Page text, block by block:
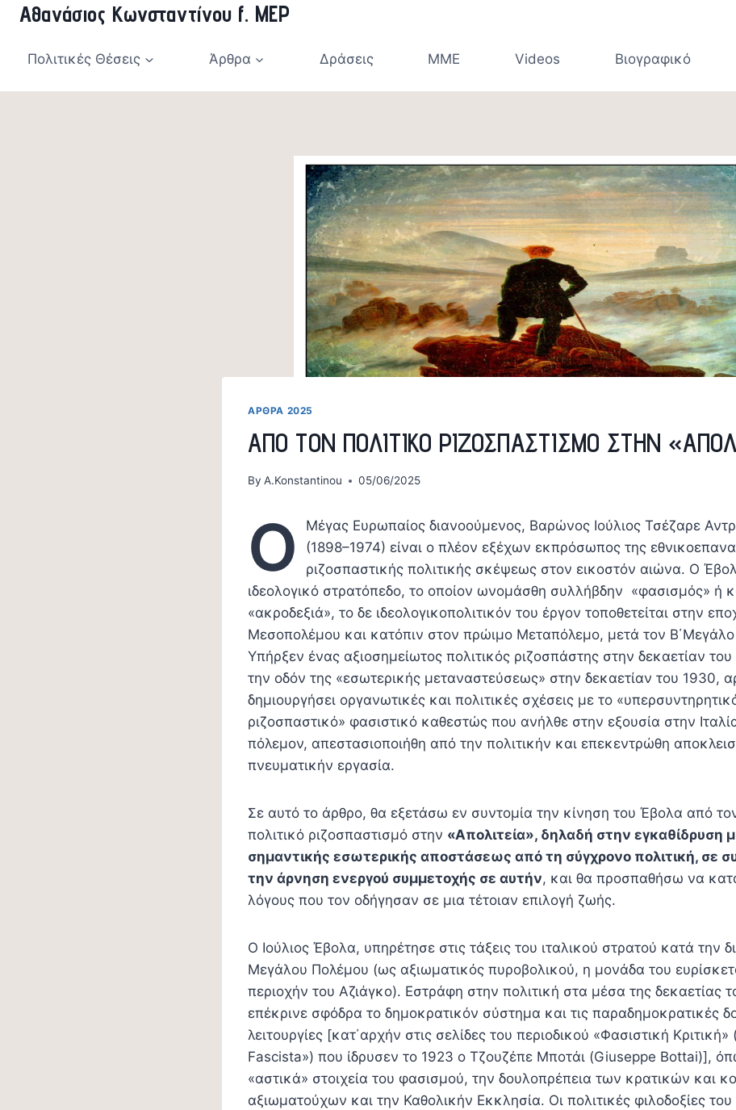
Skip
content
Αθανάσιος Κωνσταντίνου f. MEP
Πολιτικές Θέσεις Άρθρα Δράσεις ΜΜΕ Videos Βιογραφικό
ΑΡΘΡΑ 2025
ΑΠΟ ΤΟΝ ΠΟΛΙΤΙΚΟ ΡΙΖΟΣΠΑΣΤΙΣΜΟ ΣΤΗΝ
By A.Konstantinou 05/06/2025
O
Μέγας Ευρωπαίος διανοούμενος, Βαρώνος Ιούλιος Τσέζαρε
(1898–1974) είναι ο πλέον εξέχων εκπρόσωπος της
ριζοσπαστικής πολιτικής σκέψεως στον εικοστόν αιώνα. Ο
ιδεολογικό στρατόπεδο, το οποίον ωνομάσθη συλλήβδην «φασισμός» ή
«ακροδεξιά», το δε ιδεολογικοπολιτικόν του έργον τοποθετείται στην
Μεσοπολέμου και κατόπιν στον πρώιμο Μεταπόλεμο, μετά τον
Υπήρξεν ένας αξιοσημείωτος πολιτικός ριζοσπάστης στην δεκαετίαν
την οδόν της «εσωτερικής μεταναστεύσεως» στην δεκαετίαν του 1930,
δημιουργήσει οργανωτικές και πολιτικές σχέσεις με το
ριζοσπαστικό» φασιστικό καθεστώς που ανήλθε στην εξουσία στην
πόλεμον, απεστασιοποιήθη από την πολιτικήν και επεκεντρώθη
πνευματικήν εργασία.
Σε αυτό το άρθρο, θα εξετάσω εν συντομία την κίνηση του Έβολα από
πολιτικό ριζοσπαστισμό στην «Απολιτεία», δηλαδή στην εγκαθίδρυση
σημαντικής εσωτερικής αποστάσεως από τη σύγχρονο πολιτική, σε
την άρνηση ενεργού συμμετοχής σε αυτήν, και θα προσπαθήσω να
λόγους που τον οδήγησαν σε μια τέτοιαν επιλογή ζωής.
Ο Ιούλιος Έβολα, υπηρέτησε στις τάξεις του ιταλικού στρατού κατά την
Μεγάλου Πολέμου (ως αξιωματικός πυροβολικού, η μονάδα του
περιοχήν του Αζιάγκο). Εστράφη στην πολιτική στα μέσα της δεκαετίας
επέκρινε σφόδρα το δημοκρατικόν σύστημα και τις παραδημοκρατικές
λειτουργίες [κατ΄αρχήν στις σελίδες του περιοδικού «Φασιστική
Fascista») που ίδρυσεν το 1923 ο Τζουζέπε Μποτάι (Giuseppe Bottai)],
«αστικά» στοιχεία του φασισμού, την δουλοπρέπεια των κρατικών και
αξιωματούχων και την Καθολικήν Εκκλησία. Οι πολιτικές φιλοδοξίες